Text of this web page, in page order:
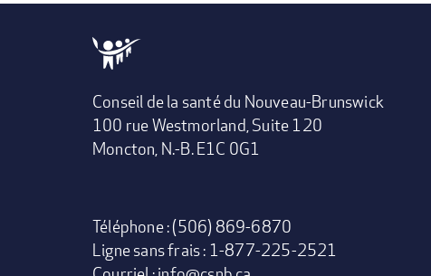
Conseil de la santé du Nouveau-Brunswick
100 rue Westmorland, Suite 120
Moncton, N.-B. E1C 0G1
Téléphone : (506) 869-6870
Ligne sans frais : 1-877-225-2521